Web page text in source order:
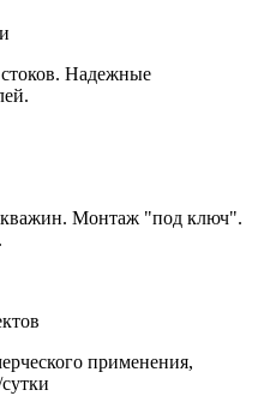
Надежные
Монтаж "под ключ".
применения,